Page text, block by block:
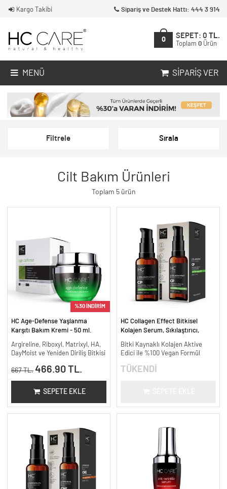
Kargo Takibi Sipariş ve Destek Hattı: 444 3 914
0
SEPET: 0 TL.
Toplam 0 Ürün
MENÜ SIPARIŞ VER
Filtrele Sırala
Cilt Bakım Ürünleri
Toplam 5 ürün
%30 İNDİRİM
HC Age-Defense Yaşlanma
Karşıtı Bakım Kremi - 50 ml.
Argireline, Riboxyl, Matrixyl, HA,
DayMoist ve Yeniden Diriliş Bitkisi
667 TL. 466.90 TL.
SEPETE EKLE
HC Collagen Effect Bitkisel
Kolajen Serum, Sıkılaştırıcı,
Bitki Kaynaklı Kolajen Aktive
Edici ile %100 Vegan Formül
TÜKENDİ